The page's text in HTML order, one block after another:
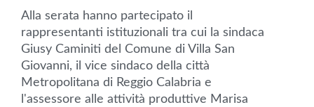
Alla serata hanno partecipato il
rappresentanti istituzionali tra cui la sindaca
Giusy Caminiti del Comune di Villa San
Giovanni, il vice sindaco della città
Metropolitana di Reggio Calabria e
l'assessore alle attività produttive Marisa